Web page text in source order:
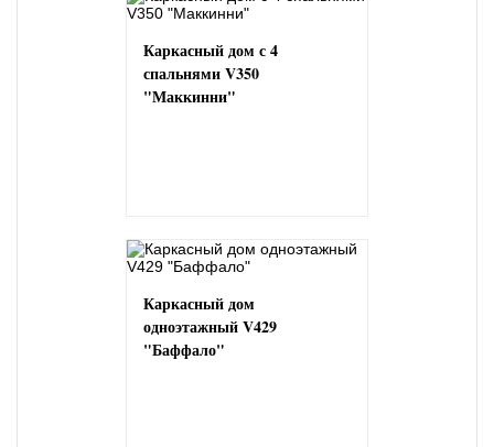
Каркасный дом с 4
спальнями V350
"Маккинни"
Каркасный дом
одноэтажный V429
"Баффало"